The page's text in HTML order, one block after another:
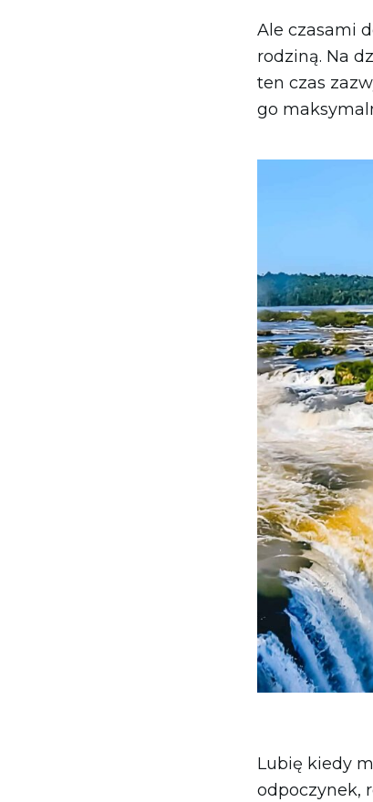
Ale czasami
rodziną. Na
ten czas
go
Lubię kiedy
odpoczynek,